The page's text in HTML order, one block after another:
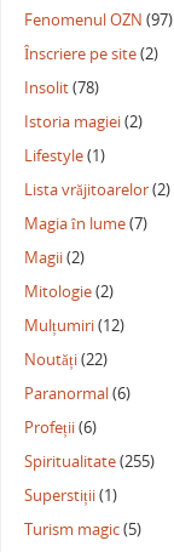
Fenomenul OZN (97)
Înscriere pe site(2)
Insolit(78)
Istoria magiei(2)
Lifestyle(1)
Lista vrăjitoarelor(2)
Magia în lume(7)
Magii(2)
Mitologie(2)
Mulțumiri(12)
Noutăți(22)
Paranormal(6)
Profeții(6)
Spiritualitate(255)
Superstiții(1)
Turism magic(5)